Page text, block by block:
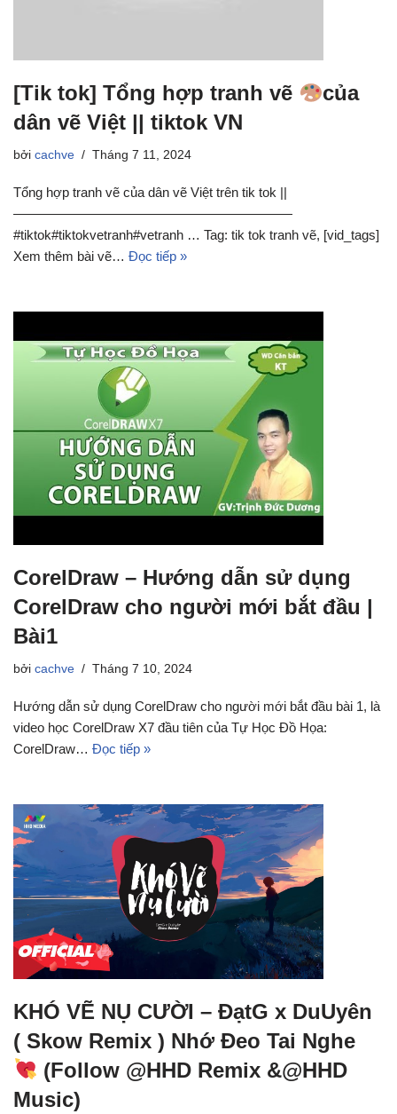
[Tik tok] Tổng hợp tranh vẽ
của
dân vẽ Việt || tiktok VN
bởi cachve Tháng 7 11, 2024
Tổng hợp tranh vẽ của dân vẽ Việt trên tik tok ||
—————————————————————
#tiktok#tiktokvetranh#vetranh … Tag: tik tok tranh vẽ, [vid_tags]
Xem thêm bài vẽ… Đọc tiếp »
CorelDraw – Hướng dẫn sử dụng
CorelDraw cho người mới bắt đầu |
Bài1
bởi cachve Tháng 7 10, 2024
Hướng dẫn sử dụng CorelDraw cho người mới bắt đầu bài 1, là
video học CorelDraw X7 đầu tiên của Tự Học Đồ Họa:
CorelDraw… Đọc tiếp »
KHÓ VẼ NỤ CƯỜI – ĐạtG x DuUyên
( Skow Remix ) Nhớ Đeo Tai Nghe
(Follow @HHD Remix &@HHD
Music)